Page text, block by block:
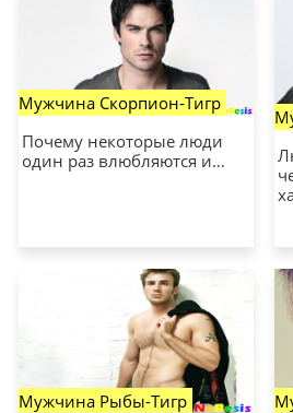
Мужчина Скорпион-Тигр
Почему некоторые люди
один раз влюбляются и…
Мужчина Рыбы-Тигр